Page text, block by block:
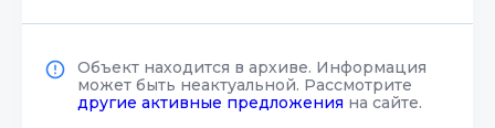
Объект находится в архиве. Информация
может быть неактуальной. Рассмотрите
другие активные предложения на сайте.